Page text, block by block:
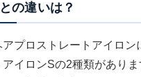
の違いは？
プロストレートアイロン
アイロンSの2種類があり